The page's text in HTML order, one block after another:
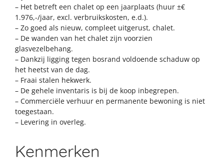
– Het betreft een chalet op een jaarplaats (huur ±€
1.976,-/jaar, excl. verbruikskosten, e.d.).
– Zo goed als nieuw, compleet uitgerust, chalet.
– De wanden van het chalet zijn voorzien
glasvezelbehang.
– Dankzij ligging tegen bosrand voldoende schaduw op
het heetst van de dag.
– Fraai stalen hekwerk.
– De gehele inventaris is bij de koop inbegrepen.
– Commerciële verhuur en permanente bewoning is niet
toegestaan.
– Levering in overleg.
Kenmerken